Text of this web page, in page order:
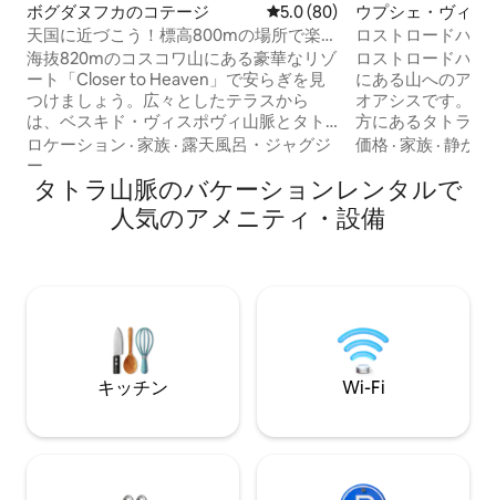
ボグダヌフカのコテージ レビュー80件、5つ星中5.0つ
5.0 (80)
天国に近づこう！標高800mの場所で楽し
む屋外スパ
海抜820mのコスコワ山にある豪華なリゾ
ート「Closer to Heaven」で安らぎを見
つけましょう。広々としたテラスから
は、ベスキド・ヴィスポヴィ山脈とタト
ラ山脈のパノラマビューを楽しめます。
この88平方メートルの環境に優しい家
は、2,300平方メートルの私有地に囲まれ
ています。リクライニングマッサージシ
ート2台を備えた、年間を通じてご利用い
なたを待っています。天国に近づき、自
分自身に近づきましょう。
ロケーション · 家族 · 露天風呂・ジャグジ
ー
ウプシェ・ヴィジ
ロー
ロストロードハウ
ロストロードハ
にある山へのアク
オアシスです。ポ
方にあるタトラ山
に理想的に位置し
ら日没まで山を眺
です。 リビング
が整っており、一
価格 ·家族 ·静か
タトラ山脈のバケーションレンタルで
人気のアメニティ・設備
キッチン Wi-Fi